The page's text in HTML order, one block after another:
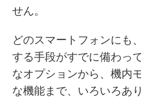
せん。
どのスマートフォンにも
する手段がすでに備わっ
なオプションから、機内
な機能まで、いろいろあ